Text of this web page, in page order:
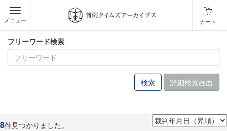
メニュー カート
フリーワード検索
詳細検索画面
8件見つかりました。